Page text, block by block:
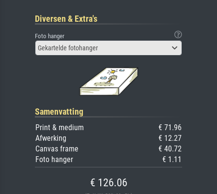
Diversen & Extra's
Foto hanger
Gekartelde fotohanger
Samenvatting
Print & medium
€ 71.96
Afwerking
€ 12.27
Canvas frame
€ 40.72
Foto hanger
€ 1.11
€ 126.06